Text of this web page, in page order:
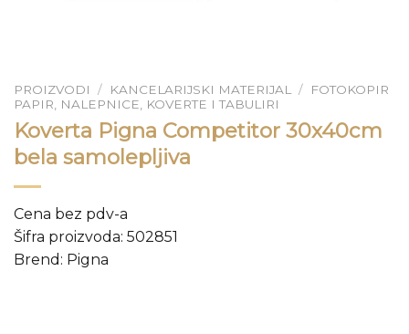
PROIZVODI / KANCELARIJSKI MATERIJAL /
FOTOKOPIR
PAPIR, NALEPNICE, KOVERTE I TABULIRI
Koverta Pigna Competitor 30x40cm
bela samolepljiva
Cena bez pdv-a
Šifra proizvoda: 502851
Brend: Pigna